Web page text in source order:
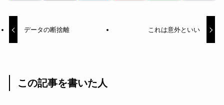
データの断捨離 これは意外といい
この記事を書いた人